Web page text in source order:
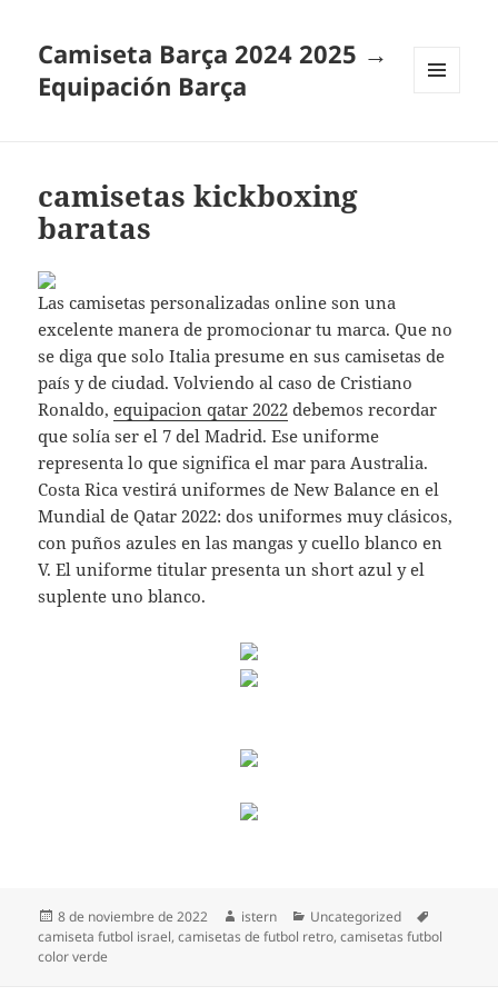
Camiseta Barça 2024 2025 →
Equipación Barça
camisetas kickboxing
baratas
Las camisetas personalizadas online son una
excelente manera de promocionar tu marca. Que no
se diga que solo Italia presume en sus camisetas de
país y de ciudad. Volviendo al caso de Cristiano
Ronaldo,equipacion qatar 2022 debemos recordar
que solía ser el 7 del Madrid. Ese uniforme
representa lo que significa el mar para Australia.
Costa Rica vestirá uniformes de New Balance en el
Mundial de Qatar 2022: dos uniformes muy clásicos,
con puños azules en las mangas y cuello blanco en
V. El uniforme titular presenta un short azul y el
suplente uno blanco.
Publicado
el
8 de noviembre de 2022 Autor
istern Categorías
Uncategorized
camiseta futbol israel,camisetas de futbol retro,camisetas futbol
color verde